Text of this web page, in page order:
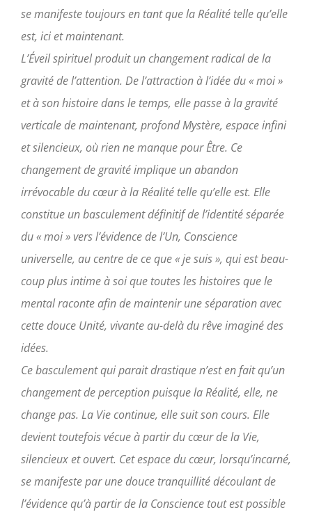
se manifeste toujours en tant que la Réalité telle qu’elle
est, ici et maintenant.
L’Éveil spirituel produit un changement radical de la
gra­vité de l’attention. De l’attraction à l’idée du « moi »
et à son histoire dans le temps, elle passe à la gravité
verticale de maintenant, profond Mystère, espace infini
et silencieux, où rien ne manque pour Être. Ce
changement de gravité implique un abandon
irrévocable du cœur à la Réalité telle qu’elle est. Elle
constitue un basculement définitif de l’iden­tité séparée
du « moi » vers l’évidence de l’Un, Conscience
universelle, au centre de ce que « je suis », qui est beau­
coup plus intime à soi que toutes les histoires que le
mental raconte afin de maintenir une séparation avec
cette douce Unité, vivante au-delà du rêve imaginé des
idées.
Ce basculement qui parait drastique n’est en fait qu’un
changement de perception puisque la Réalité, elle, ne
change pas. La Vie continue, elle suit son cours. Elle
devient toute­fois vécue à partir du cœur de la Vie,
silencieux et ouvert. Cet espace du cœur, lorsqu’incarné,
se manifeste par une douce tranquillité découlant de
l’évidence qu’à partir de la Conscience tout est possible